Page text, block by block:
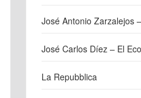
José Antonio Zarzalejos
José Carlos Díez – El
La Repubblica